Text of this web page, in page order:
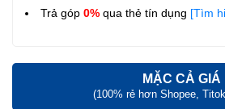
Trả góp 0% qua thẻ tín dụng [Tìm
MẶC CẢ GIÁ
(100% rẻ hơn Shopee,